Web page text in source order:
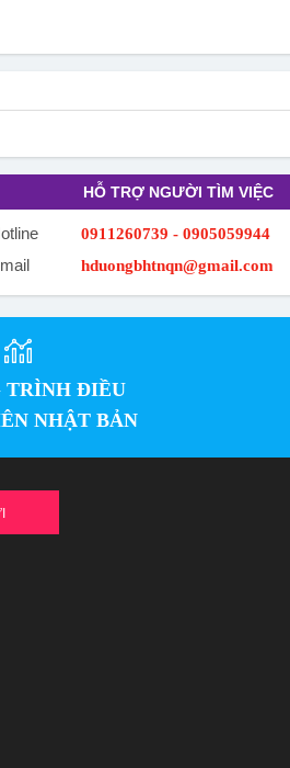
HỖ TRỢ NGƯỜI TÌM VIỆC
0911260739 - 0905059944
hduongbhtnqn@gmail.com
TRÌNH ĐIỀU
NHẬT BẢN